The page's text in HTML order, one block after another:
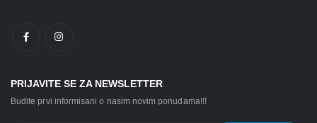
PRIJAVITE SE ZA NEWSLETTER
Budite prvi informisani o nasim novim ponudama!!!